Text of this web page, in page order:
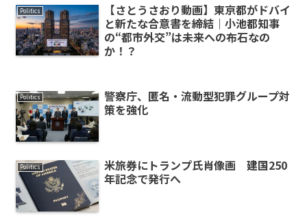
Politics
【さとうさおり動画】東京都がドバイ
と新たな合意書を締結｜小池都知事
の“都市外交”は未来への布石なの
か！？
Politics
警察庁、匿名・流動型犯罪グループ対
策を強化
Politics
米旅券にトランプ氏肖像画 建国250
年記念で発行へ